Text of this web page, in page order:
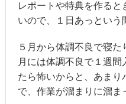
レポートや特典を作る
いので、１日あっという
５月から体調不良で寝
月には体調不良で１週間
たら怖いからと、あま
で、作業が溜まりに溜ま